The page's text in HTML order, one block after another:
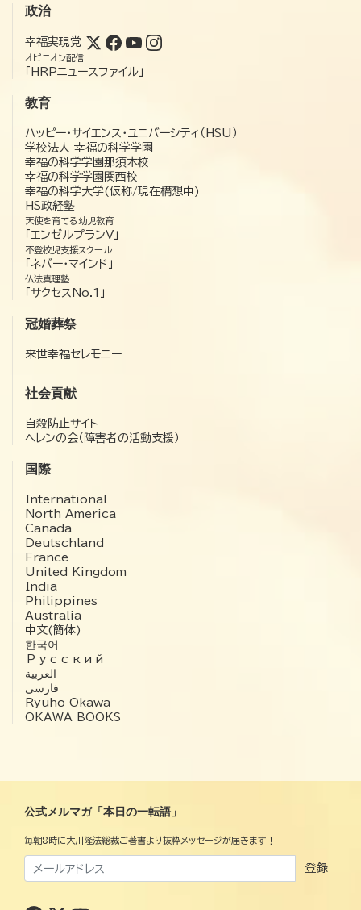
政治
幸福実現党
オピニオン配信
「HRPニュースファイル」
教育
ハッピー・サイエンス・ユニバーシティ（HSU）
学校法人 幸福の科学学園
幸福の科学学園那須本校
幸福の科学学園関西校
幸福の科学大学(仮称/現在構想中)
HS政経塾
天使を育てる幼児教育
「エンゼルプランV」
不登校児支援スクール
「ネバー・マインド」
仏法真理塾
「サクセスNo.1」
冠婚葬祭
来世幸福セレモニー
社会貢献
自殺防止サイト
ヘレンの会（障害者の活動支援）
国際
International
North America
Canada
Deutschland
France
United Kingdom
India
Philippines
Australia
中文(簡体)
한국어
Русский
العربية‏
فارسی
Ryuho Okawa
OKAWA BOOKS
公式メルマガ「本日の一転語」
毎朝8時に大川隆法総裁ご著書より抜粋メッセージが届きます！
登録